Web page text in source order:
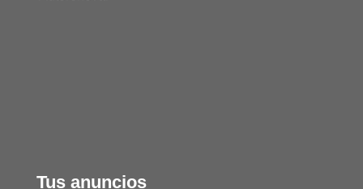
Tus anuncios